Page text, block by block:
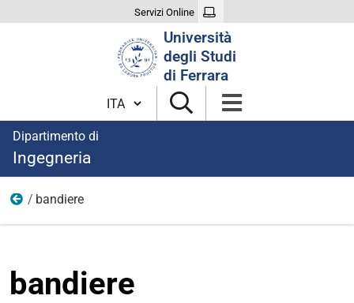
Servizi Online
Università
degli Studi
di Ferrara
Cambia lingua
Dipartimento di
Ingegneria
immagini
bandiere
bandiere